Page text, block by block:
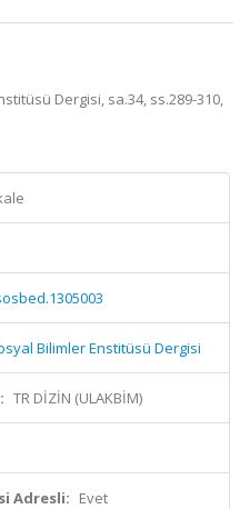
Dergisi, sa.34, ss.289-310,
Bilimler Enstitüsü Dergisi
TR DİZİN (ULAKBİM)
Adresli: Evet